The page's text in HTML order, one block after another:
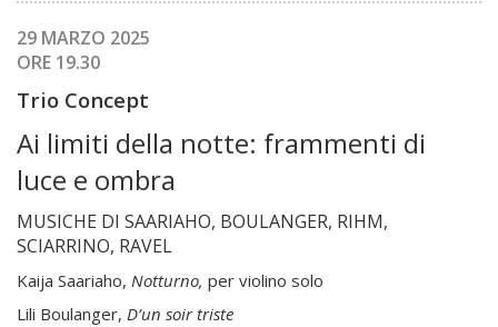
29 MARZO 2025
ORE 19.30
Trio Concept
Ai limiti della notte: frammenti di
luce e ombra
MUSICHE DI SAARIAHO, BOULANGER, RIHM,
SCIARRINO, RAVEL
Kaija Saariaho, Notturno, per violino solo
Lili Boulanger, D’un soir triste